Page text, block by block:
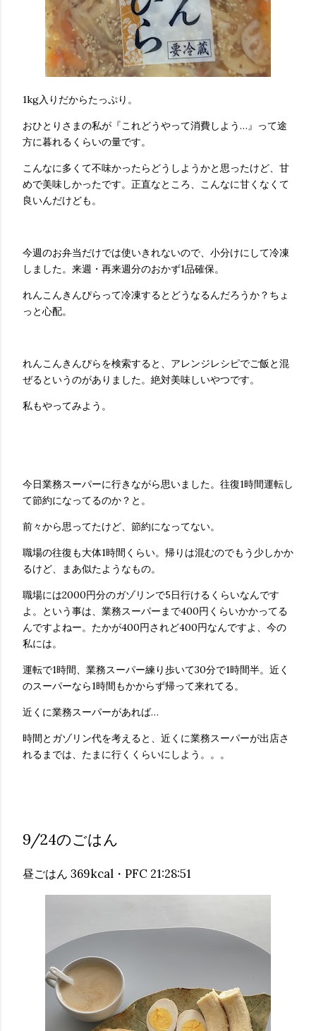
1kg入りだからたっぷり。
おひとりさまの私が『これどうやって消費しよう…』って途
方に暮れるくらいの量です。
こんなに多くて不味かったらどうしようかと思ったけど、甘
めで美味しかったです。正直なところ、こんなに甘くなくて
良いんだけども。
今週のお弁当だけでは使いきれないので、小分けにして冷凍
しました。来週・再来週分のおかず1品確保。
れんこんきんぴらって冷凍するとどうなるんだろうか？ちょ
っと心配。
れんこんきんぴらを検索すると、アレンジレシピでご飯と混
ぜるというのがありました。絶対美味しいやつです。
私もやってみよう。
今日業務スーパーに行きながら思いました。往復1時間運転し
て節約になってるのか？と。
前々から思ってたけど、節約になってない。
職場の往復も大体1時間くらい。帰りは混むのでもう少しかか
るけど、まあ似たようなもの。
職場には2000円分のガゾリンで5日行けるくらいなんです
よ。という事は、業務スーパーまで400円くらいかかってる
んですよねー。たかが400円されど400円なんですよ、今の
私には。
運転で1時間、業務スーパー練り歩いて30分で1時間半。近く
のスーパーなら1時間もかからず帰って来れてる。
近くに業務スーパーがあれば…
時間とガゾリン代を考えると、近くに業務スーパーが出店さ
れるまでは、たまに行くくらいにしよう。。。
9/24のごはん
昼ごはん 369kcal・PFC 21:28:51